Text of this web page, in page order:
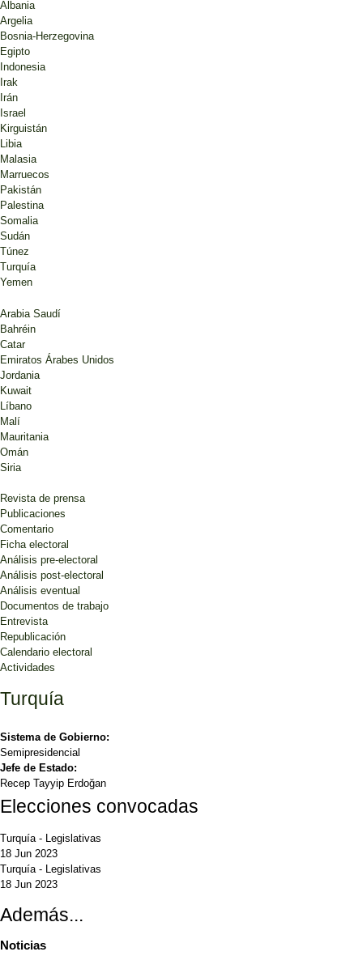
Albania
Argelia
Bosnia-Herzegovina
Egipto
Indonesia
Irak
Irán
Israel
Kirguistán
Libia
Malasia
Marruecos
Pakistán
Palestina
Somalia
Sudán
Túnez
Turquía
Yemen
Arabia Saudí
Bahréin
Catar
Emiratos Árabes Unidos
Jordania
Kuwait
Líbano
Malí
Mauritania
Omán
Siria
Revista de prensa
Publicaciones
Comentario
Ficha electoral
Análisis pre-electoral
Análisis post-electoral
Análisis eventual
Documentos de trabajo
Entrevista
Republicación
Calendario electoral
Actividades
Turquía
Sistema de Gobierno:
Semipresidencial
Jefe de Estado:
Recep Tayyip Erdoğan
Elecciones convocadas
Turquía - Legislativas
18 Jun 2023
Turquía - Legislativas
18 Jun 2023
Además...
Noticias